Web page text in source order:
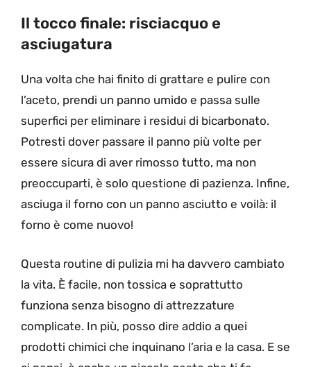
Il tocco finale: risciacquo e
asciugatura
Una volta che hai finito di grattare e pulire con
l’aceto, prendi un panno umido e passa sulle
superfici per eliminare i residui di bicarbonato.
Potresti dover passare il panno più volte per
essere sicura di aver rimosso tutto, ma non
preoccuparti, è solo questione di pazienza. Infine,
asciuga il forno con un panno asciutto e voilà: il
forno è come nuovo!
Questa routine di pulizia mi ha davvero cambiato
la vita. È facile, non tossica e soprattutto
funziona senza bisogno di attrezzature
complicate. In più, posso dire addio a quei
prodotti chimici che inquinano l’aria e la casa. E se